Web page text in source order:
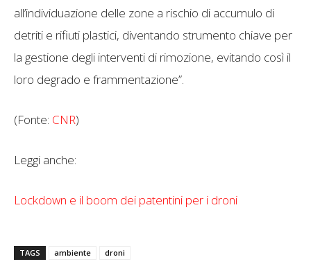
all’individuazione delle zone a rischio di accumulo di
detriti e rifiuti plastici, diventando strumento chiave per
la gestione degli interventi di rimozione, evitando così il
loro degrado e frammentazione”.
(Fonte: CNR)
Leggi anche:
Lockdown e il boom dei patentini per i droni
TAGS ambiente droni